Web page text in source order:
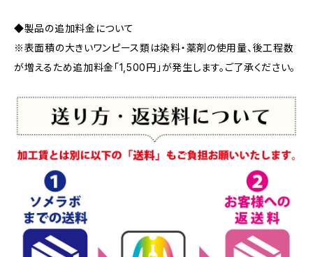
◆製品の追加料金について
※表面積の大きいワンピース類は染料・薬剤の使用量、後工程数
が増えるため追加料金「1,500円」が発生します。ご了承ください。